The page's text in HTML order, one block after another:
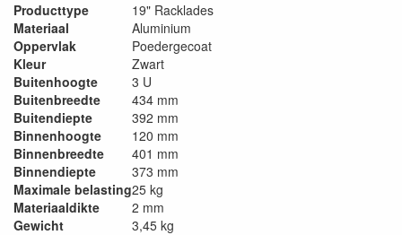
Producttype
19" Racklades
Materiaal
Aluminium
Oppervlak
Poedergecoat
Kleur
Zwart
Buitenhoogte
3 U
Buitenbreedte
434 mm
Buitendiepte
392 mm
Binnenhoogte
120 mm
Binnenbreedte
401 mm
Binnendiepte
373 mm
Maximale belasting25 kg
Materiaaldikte
2 mm
Gewicht
3,45 kg